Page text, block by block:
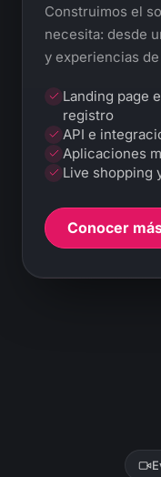
Construimos el
necesita: desde
y experiencias
Landing page
registro
API e
Aplicaciones
Live shopping
Conocer